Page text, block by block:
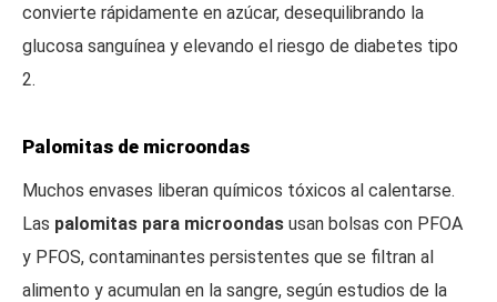
convierte rápidamente en azúcar, desequilibrando la
glucosa sanguínea y elevando el riesgo de diabetes tipo
2.
Palomitas de microondas
Muchos envases liberan químicos tóxicos al calentarse.
Las palomitas para microondas usan bolsas con PFOA
y PFOS, contaminantes persistentes que se filtran al
alimento y acumulan en la sangre, según estudios de la